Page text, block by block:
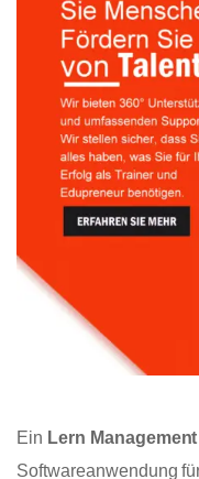
Ein Lern
Softwareanwendung